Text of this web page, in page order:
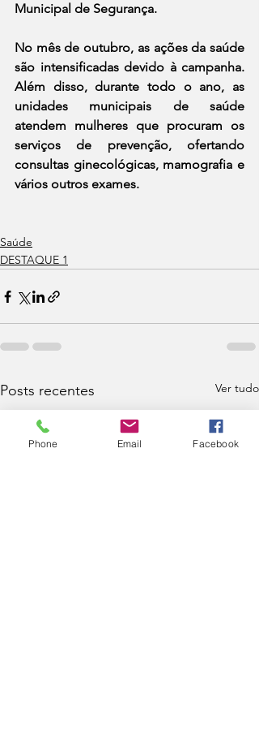
Municipal de Segurança.
No mês de outubro, as ações da saúde
são intensificadas devido à campanha.
Além disso, durante todo o ano, as
unidades municipais de saúde
atendem mulheres que procuram os
serviços de prevenção, ofertando
consultas ginecológicas, mamografia e
vários outros exames.
Saúde
DESTAQUE 1
Posts recentes Ver tudo
Phone Email Facebook